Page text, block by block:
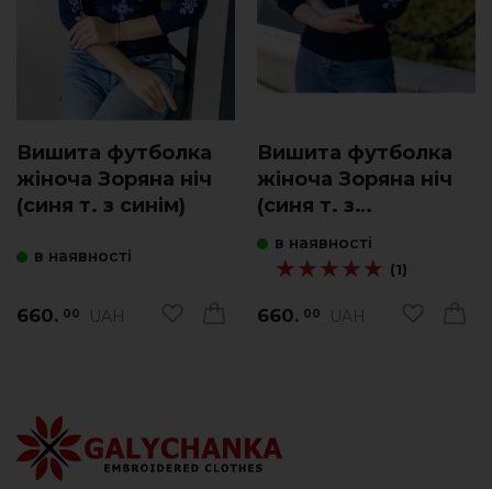
Вишита футболка
жіноча Зоряна ніч
(синя т. з синім)
в наявності
660. 00 UAH
Вишита футболка
жіноча Зоряна ніч
(синя т. з
фіолетовим)
в наявності
★★★★★
★★★★★ (1)
660. 00 UAH